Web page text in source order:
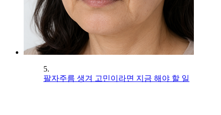
5.
팔자주름 생겨 고민이라면 지금 해야 할 일